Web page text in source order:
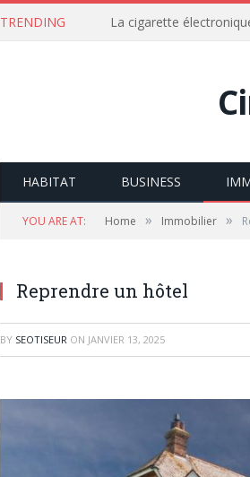
TRENDING La cigarette
HABITAT BUSINESS
YOU ARE AT: Home » Immobilier »
Reprendre un hôtel
BY SEOTISEUR ON JANVIER 13, 2025